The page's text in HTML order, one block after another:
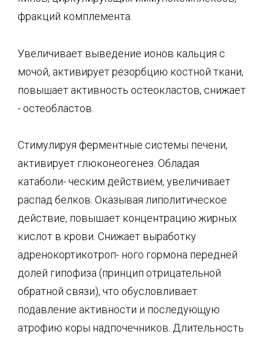
фракций комплемента.
Увеличивает выведение ионов кальция с
мочой, активирует резорбцию костной ткани,
по­вышает активность остеокластов, снижает
- остеобластов.
Стимулируя ферментные системы печени,
активирует глюконеогенез. Обладая
катаболи- ческим действием, увеличивает
распад белков. Оказывая липолитическое
действие, по­вышает концентрацию жирных
кислот в крови. Снижает выработку
адренокортикотроп- ного гормона передней
долей гипофиза (принцип отрицательной
обратной связи), что обусловливает
подавление активности и последующую
атрофию коры надпочечников. Длительность